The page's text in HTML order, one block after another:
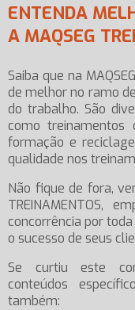
ENTENDA
A MAQSEG
Saiba que na
de melhor no ramo
do trabalho. São
como
formação e
qualidade nos
Não fique de fora,
TREINAMENTOS,
concorrência por
o sucesso de seus
Se curtiu este
conteúdos
também: